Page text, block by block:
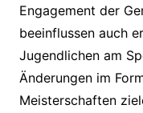
Engagement der
beeinflussen auch
Jugendlichen am
Änderungen im
Meisterschaften